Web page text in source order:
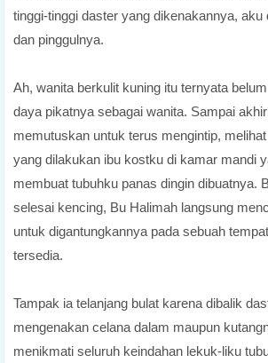
tinggi-tinggi daster yang dikenakannya, aku
dan pinggulnya.
Ah, wanita berkulit kuning itu ternyata
daya pikatnya sebagai wanita. Sampai
memutuskan untuk terus mengintip,
yang dilakukan ibu kostku di kamar mandi
membuat tubuhku panas dingin dibuatnya.
selesai kencing, Bu Halimah langsung
untuk digantungkannya pada sebuah
tersedia.
Tampak ia telanjang bulat karena dibalik
mengenakan celana dalam maupun
menikmati seluruh keindahan lekuk-liku